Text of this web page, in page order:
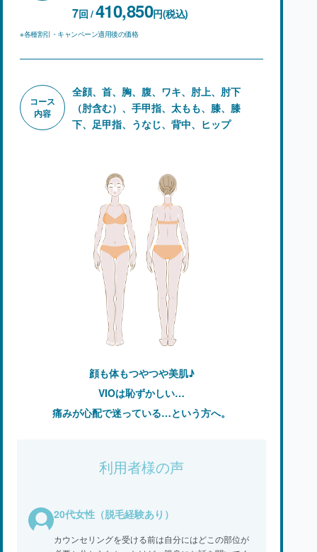
顔も体もつやつや美肌♪
VIOは恥ずかしい…
痛みが心配で迷っている…という方へ。
7回 /410,850円(税込)
※各種割引・キャンペーン適用後の価格
コース
内容
全顔、首、胸、腹、ワキ、肘上、肘下
（肘含む）、手甲指、太もも、 膝、膝
下、足甲指、うなじ、背中、ヒップ
利用者様の声
20代女性（脱毛経験あり）
カウンセリングを受ける前は自分にはどこの部位が